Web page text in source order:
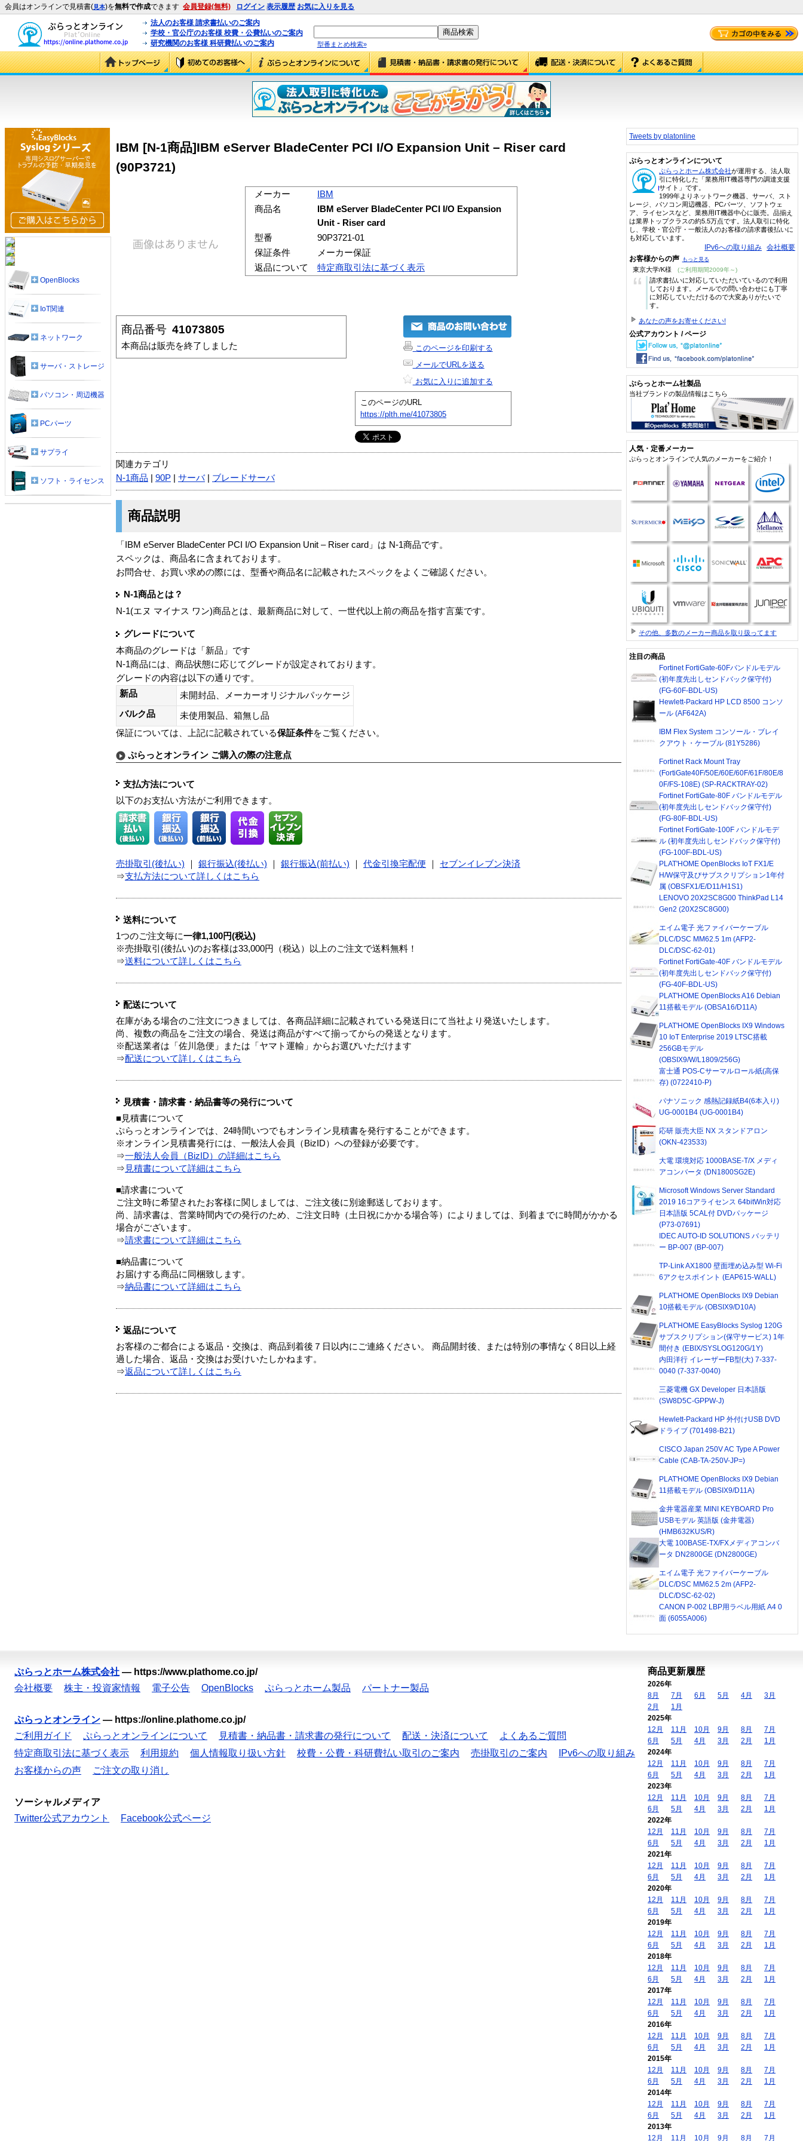
会員はオンラインで見積書(見本)を無料で作成できます 会員登録(無料) ログイン 表示履歴 お気に入りを見る
法人のお客様 請求書払いのご案内
学校・官公庁のお客様 校費・公費払いのご案内
研究機関のお客様 科研費払いのご案内
型番まとめ検索»
IBM [N-1商品]IBM eServer BladeCenter PCI I/O Expansion Unit – Riser card
(90P3721)
メーカー
IBM
商品名
IBM eServer BladeCenter PCI I/O Expansion
Unit - Riser card
型番
90P3721-01
保証条件
メーカー保証
返品について
特定商取引法に基づく表示
商品番号 41073805
本商品は販売を終了しました
このページを印刷する
メールでURLを送る
お気に入りに追加する
このページのURL
https://plth.me/41073805
関連カテゴリ
N-1商品
90P サーバ| ブレードサーバ
商品説明
「IBM eServer BladeCenter PCI I/O Expansion Unit – Riser card」は N-1商品です。
スペックは、商品名に含まれております。
お問合せ、お買い求めの際には、型番や商品名に記載されたスペックをよくご確認ください。
N-1商品とは？
N-1(エヌ マイナス ワン)商品とは、最新商品に対して、一世代以上前の商品を指す言葉です。
グレードについて
本商品のグレードは「新品」です
N-1商品には、商品状態に応じてグレードが設定されております。
グレードの内容は以下の通りです。
新品
未開封品、メーカーオリジナルパッケージ
バルク品
未使用製品、箱無し品
保証については、上記に記載されている保証条件をご覧ください。
ぷらっとオンライン ご購入の際の注意点
支払方法について
以下のお支払い方法がご利用できます。
売掛取引(後払い) 銀行振込(後払い) 銀行振込(前払い) 代金引換宅配便
セブンイレブン決済
⇒支払方法について詳しくはこちら
送料について
1つのご注文毎に一律1,100円(税込)
※売掛取引(後払い)のお客様は33,000円（税込）以上のご注文で送料無料！
⇒送料について詳しくはこちら
配送について
在庫がある場合のご注文につきましては、各商品詳細に記載されている発送日にて当社より発送いたします。
尚、複数の商品をご注文の場合、発送は商品がすべて揃ってからの発送となります。
※配送業者は「佐川急便」または「ヤマト運輸」からお選びいただけます
⇒配送について詳しくはこちら
見積書・請求書・納品書等の発行について
■見積書について
ぷらっとオンラインでは、24時間いつでもオンライン見積書を発行することができます。
※オンライン見積書発行には、一般法人会員（BizID）への登録が必要です。
⇒一般法人会員（BizID）の詳細はこちら
⇒ 見積書について詳細はこちら
■請求書について
ご注文時に希望されたお客様に関しましては、ご注文後に別途郵送しております。
尚、請求書は、営業時間内での発行のため、ご注文日時（土日祝にかかる場合等）によりましては、到着までに時間がかかる
場合がございます。
⇒請求書について詳細はこちら
■納品書について
お届けする商品に同梱致します。
⇒納品書について詳細はこちら
返品について
お客様のご都合による返品・交換は、商品到着後７日以内にご連絡ください。 商品開封後、または特別の事情なく8日以上経
過した場合、返品・交換はお受けいたしかねます。
⇒返品について詳しくはこちら
OpenBlocks
IoT関連
ネットワーク
サーバ・ストレージ
パソコン・周辺機器
PCパーツ
サプライ
ソフト・ライセンス
Tweets by platonline
ぷらっとオンラインについて
ぷらっとホーム株式会社が運用する、法人取
引に特化した「業務用IT機器専門の調達支援
サイト」です。
1999年よりネットワーク機器、サーバ、スト
レージ、パソコン周辺機器、PCパーツ、ソフトウェ
ア、ライセンスなど、業務用IT機器中心に販売。品揃え
は業界トップクラスの約5.5万点です。法人取引に特化
し、学校・官公庁・一般法人のお客様の請求書後払いに
も対応しています。
IPv6への取り組み 会社概要
お客様からの声 もっと見る
東京大学/K様 (ご利用期間2009年～)
“
請求書払いに対応していただいているので利用
しております。メールでの問い合わせにも丁寧
に対応していただけるので大変ありがたいで
す。
あなたの声をお寄せください!
公式アカウント / ページ
ぷらっとホーム社製品
当社ブランドの製品情報はこちら
人気・定番メーカー
ぷらっとオンラインで人気のメーカーをご紹介！
その他、多数のメーカー商品を取り扱ってます
注目の商品
Fortinet FortiGate-60Fバンドルモデル
(初年度先出しセンドバック保守付)
(FG-60F-BDL-US)
Hewlett-Packard HP LCD 8500 コンソ
ール (AF642A)
IBM Flex System コンソール・ブレイ
クアウト・ケーブル (81Y5286)
Fortinet Rack Mount Tray
(FortiGate40F/50E/60E/60F/61F/80E/8
0F/FS-108E) (SP-RACKTRAY-02)
Fortinet FortiGate-80F バンドルモデル
(初年度先出しセンドバック保守付)
(FG-80F-BDL-US)
Fortinet FortiGate-100F バンドルモデ
ル (初年度先出しセンドバック保守付)
(FG-100F-BDL-US)
PLAT'HOME OpenBlocks IoT FX1/E
H/W保守及びサブスクリプション1年付
属 (OBSFX1/E/D11/H1S1)
LENOVO 20X2SC8G00 ThinkPad L14
Gen2 (20X2SC8G00)
エイム電子 光ファイバーケーブル
DLC/DSC MM62.5 1m (AFP2-
DLC/DSC-62-01)
Fortinet FortiGate-40F バンドルモデル
(初年度先出しセンドバック保守付)
(FG-40F-BDL-US)
PLAT'HOME OpenBlocks A16 Debian
11搭載モデル (OBSA16/D11A)
PLAT'HOME OpenBlocks IX9 Windows
10 IoT Enterprise 2019 LTSC搭載
256GBモデル
(OBSIX9/W/L1809/256G)
富士通 POS-Cサーマルロール紙(高保
存) (0722410-P)
パナソニック 感熱記録紙B4(6本入り)
UG-0001B4 (UG-0001B4)
応研 販売大臣 NX スタンドアロン
(OKN-423533)
大電 環境対応 1000BASE-T/X メディ
アコンバータ (DN1800SG2E)
Microsoft Windows Server Standard
2019 16コアライセンス 64bitWin対応
日本語版 5CAL付 DVDパッケージ
(P73-07691)
IDEC AUTO-ID SOLUTIONS バッテリ
ー BP-007 (BP-007)
TP-Link AX1800 壁面埋め込み型 Wi-Fi
6アクセスポイント (EAP615-WALL)
PLAT'HOME OpenBlocks IX9 Debian
10搭載モデル (OBSIX9/D10A)
PLAT'HOME EasyBlocks Syslog 120G
サブスクリプション(保守サービス) 1年
間付き (EBIX/SYSLOG120G/1Y)
内田洋行 イレーザーFB型(大) 7-337-
0040 (7-337-0040)
三菱電機 GX Developer 日本語版
(SW8D5C-GPPW-J)
Hewlett-Packard HP 外付けUSB DVD
ドライブ (701498-B21)
CISCO Japan 250V AC Type A Power
Cable (CAB-TA-250V-JP=)
PLAT'HOME OpenBlocks IX9 Debian
11搭載モデル (OBSIX9/D11A)
金井電器産業 MINI KEYBOARD Pro
USBモデル 英語版 (金井電器)
(HMB632KUS/R)
大電 100BASE-TX/FXメディアコンバ
ータ DN2800GE (DN2800GE)
エイム電子 光ファイバーケーブル
DLC/DSC MM62.5 2m (AFP2-
DLC/DSC-62-02)
CANON P-002 LBP用ラベル用紙 A4 0
面 (6055A006)
ぷらっとホーム株式会社 — https://www.plathome.co.jp/
会社概要
株主・投資家情報 電子公告 OpenBlocks ぷらっとホーム製品 パートナー製品
ぷらっとオンライン — https://online.plathome.co.jp/
ご利用ガイド
ぷらっとオンラインについて 見積書・納品書・請求書の発行について 配送・決済について
よくあるご質問
特定商取引法に基づく表示
利用規約 個人情報取り扱い方針 校費・公費・科研費払い取引のご案内 売掛取引のご案内
IPv6への取り組み
お客様からの声
ご注文の取り消し
ソーシャルメディア
Twitter公式アカウント
Facebook公式ページ
商品更新履歴
2026年
8月
7月 6月 5月 4月
3月
2月
1月
2025年
12月
11月 10月 9月 8月
7月
6月
5月 4月 3月 2月
1月
2024年
12月
11月 10月 9月 8月
7月
6月
5月 4月 3月 2月
1月
2023年
12月
11月 10月 9月 8月
7月
6月
5月 4月 3月 2月
1月
2022年
12月
11月 10月 9月 8月
7月
6月
5月 4月 3月 2月
1月
2021年
12月
11月 10月 9月 8月
7月
6月
5月 4月 3月 2月
1月
2020年
12月
11月 10月 9月 8月
7月
6月
5月 4月 3月 2月
1月
2019年
12月
11月 10月 9月 8月
7月
6月
5月 4月 3月 2月
1月
2018年
12月
11月 10月 9月 8月
7月
6月
5月 4月 3月 2月
1月
2017年
12月
11月 10月 9月 8月
7月
6月
5月 4月 3月 2月
1月
2016年
12月
11月 10月 9月 8月
7月
6月
5月 4月 3月 2月
1月
2015年
12月
11月 10月 9月 8月
7月
6月
5月 4月 3月 2月
1月
2014年
12月
11月 10月 9月 8月
7月
6月
5月 4月 3月 2月
1月
2013年
12月
11月 10月 9月 8月 7月